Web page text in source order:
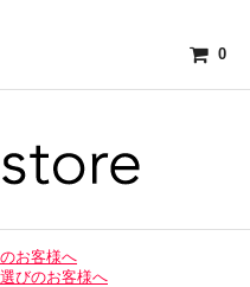
0
お客様へ
びのお客様へ